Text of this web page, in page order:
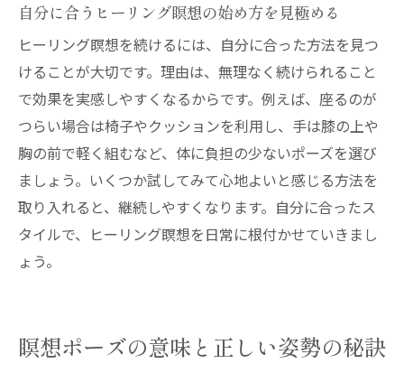
ヒーリングで安心して瞑想を始める方法
ヨガ瞑想の危険性とヒーリングの活用法
ヒーリングでリスクを減らす瞑想実践法
初めてでも安心なヒーリング瞑想の心得
日常に溶け込むヒーリング瞑想のコツ
ヒーリング瞑想を日常に自然に取り入れる
方法
毎日続けやすいヒーリング瞑想習慣の作り
ト
自分に合うヒーリング瞑想の始め方を見極める
ヒーリング瞑想を続けるには、自分に合った方法を見つ
けることが大切です。理由は、無理なく続けられること
で効果を実感しやすくなるからです。例えば、座るのが
つらい場合は椅子やクッションを利用し、手は膝の上や
胸の前で軽く組むなど、体に負担の少ないポーズを選び
ましょう。いくつか試してみて心地よいと感じる方法を
取り入れると、継続しやすくなります。自分に合ったス
タイルで、ヒーリング瞑想を日常に根付かせていきまし
ょう。
瞑想ポーズの意味と正しい姿勢の秘訣